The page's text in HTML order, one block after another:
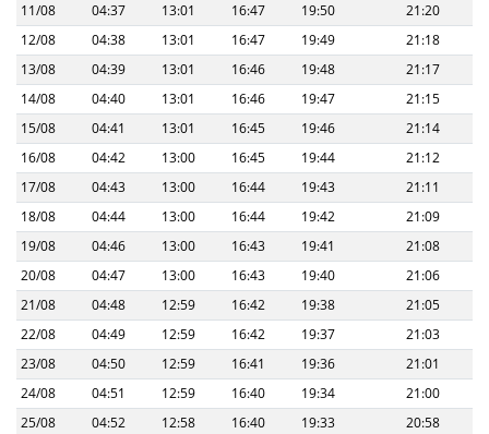
11/08
04:37 13:01 16:47 19:50
21:20
12/08
04:38 13:01 16:47 19:49
21:18
13/08
04:39 13:01 16:46 19:48
21:17
14/08
04:40 13:01 16:46 19:47
21:15
15/08
04:41 13:01 16:45 19:46
21:14
16/08
04:42 13:00 16:45 19:44
21:12
17/08
04:43 13:00 16:44 19:43
21:11
18/08
04:44 13:00 16:44 19:42
21:09
19/08
04:46 13:00 16:43 19:41
21:08
20/08
04:47 13:00 16:43 19:40
21:06
21/08
04:48 12:59 16:42 19:38
21:05
22/08
04:49 12:59 16:42 19:37
21:03
23/08
04:50 12:59 16:41 19:36
21:01
24/08
04:51 12:59 16:40 19:34
21:00
25/08
04:52 12:58 16:40 19:33
20:58